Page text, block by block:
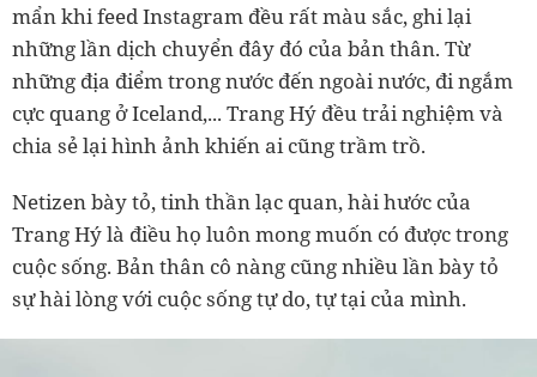
mẩn khi feed Instagram đều rất màu sắc, ghi lại
những lần dịch chuyển đây đó của bản thân. Từ
những địa điểm trong nước đến ngoài nước, đi ngắm
cực quang ở Iceland,... Trang Hý đều trải nghiệm và
chia sẻ lại hình ảnh khiến ai cũng trầm trồ.
Netizen bày tỏ, tinh thần lạc quan, hài hước của
Trang Hý là điều họ luôn mong muốn có được trong
cuộc sống. Bản thân cô nàng cũng nhiều lần bày tỏ
sự hài lòng với cuộc sống tự do, tự tại của mình.